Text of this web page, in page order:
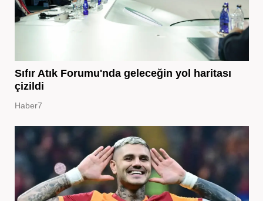
Sıfır Atık Forumu'nda geleceğin yol haritası
çizildi
Haber7